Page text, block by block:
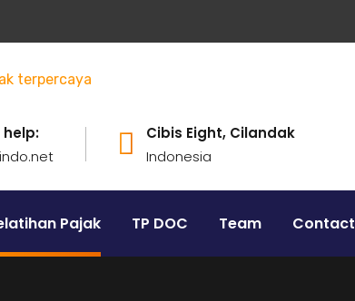
help:
Cibis Eight, Cilandak
Indonesia
Pajak TP DOC Team Contact